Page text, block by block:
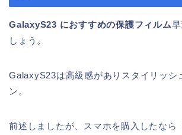
GalaxyS23 におすすめの保護フィルム
しょう。
GalaxyS23は高級感がありスタイリッシ
ン。
前述しましたが、スマホを購入したなら